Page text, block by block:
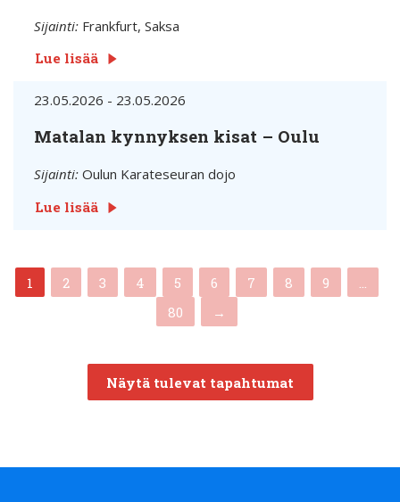
Sijainti: Frankfurt, Saksa
Lue lisää
23.05.2026 - 23.05.2026
Matalan kynnyksen kisat – Oulu
Sijainti: Oulun Karateseuran dojo
Lue lisää
1 (current)
2 3 4 5 6 7 8 9
80
→
Näytä tulevat tapahtumat